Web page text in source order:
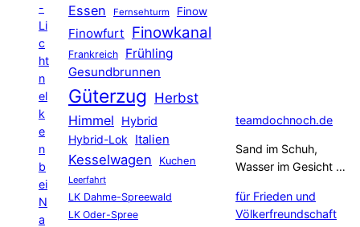
-
Li
c
ht
n
el
k
e
n
b
ei
N
a
Essen Fernsehturm Finow
Finowfurt Finowkanal
Frankreich Frühling
Gesundbrunnen
Güterzug Herbst
Himmel
Hybrid
Hybrid-Lok Italien
Kesselwagen Kuchen
Leerfahrt
LK Dahme-Spreewald
LK Oder-Spree
teamdochnoch.de
Sand im Schuh,
Wasser im Gesicht …
für Frieden und
Völkerfreundschaft